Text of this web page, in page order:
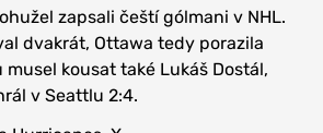
zapsali čeští gólmani v NHL.
dvakrát, Ottawa tedy porazila
musel kousat také Lukáš Dostál,
v Seattlu 2:4.